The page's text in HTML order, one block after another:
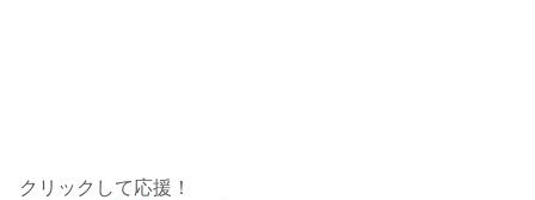
クリックして応援！